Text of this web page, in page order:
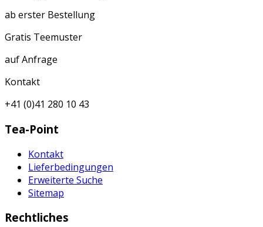
ab erster Bestellung
Gratis Teemuster
auf Anfrage
Kontakt
+41 (0)41 280 10 43
Tea-Point
Kontakt
Lieferbedingungen
Erweiterte Suche
Sitemap
Rechtliches